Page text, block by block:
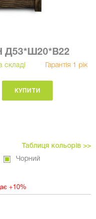
Д53*Ш20*В22
складі Гарантія 1 рік
КУПИТИ
Таблиця кольорів >>
Чорний
+10%